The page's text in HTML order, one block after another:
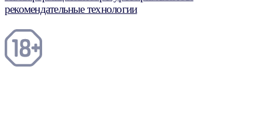
рекомендательные технологии